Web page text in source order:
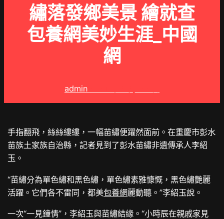
繡落發鄉美景 繪就查
包養網美妙生涯_中國
網
admin
手指翻飛，絲絲縷縷，一幅苗繡便躍然面前。在重慶市彭水
苗族土家族自治縣，記者見到了彭水苗繡非遺傳承人李紹
玉。
“苗繡分為單色繡和黑色繡，單色繡素雅慷慨，黑色繡艷麗
活躍。它們各不雷同，都美包養網麗動聽。”李紹玉說。
一次“一見鐘情”，李紹玉與苗繡結緣。“小時辰在親戚家見